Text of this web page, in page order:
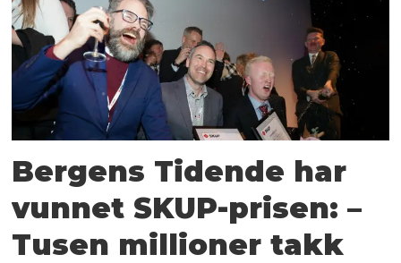
Bergens Tidende har
vunnet SKUP-prisen: –
Tusen millioner takk